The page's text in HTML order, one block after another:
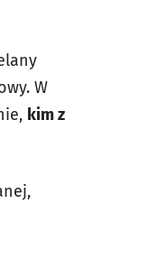
W
kim z